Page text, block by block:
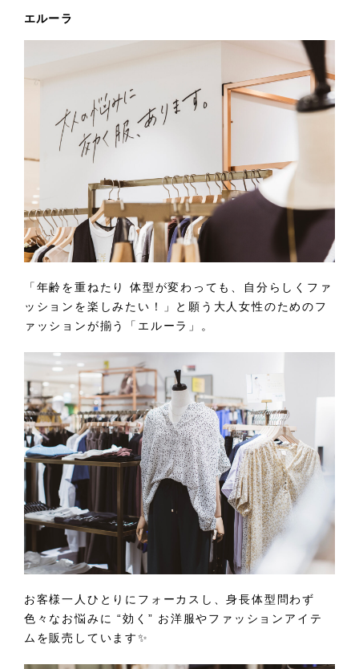
エルーラ
「年齢を重ねたり 体型が変わっても、自分らしくファ
ッションを楽しみたい！」と願う大人女性のためのフ
ァッションが揃う「エルーラ」。
お客様一人ひとりにフォーカスし、身長体型問わず
色々なお悩みに “効く” お洋服やファッションアイテ
ムを販売しています✨